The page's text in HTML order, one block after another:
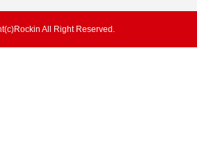
All Right Reserved.